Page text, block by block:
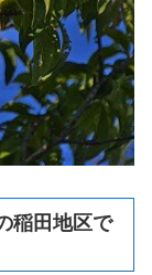
稲田地区で